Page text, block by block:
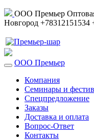
ООО Премьер
Новгород +78312151534
ООО Премьер
Компания
Семинары и
Спецпредложение
Заказы
Доставка и оплата
Вопрос-Ответ
Контакты